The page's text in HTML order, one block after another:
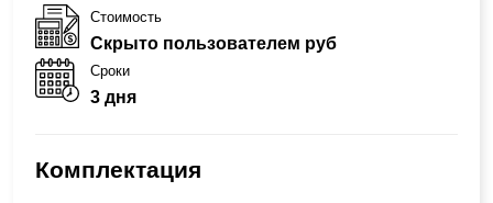
Стоимость
Скрыто пользователем руб
Сроки
3 дня
Комплектация